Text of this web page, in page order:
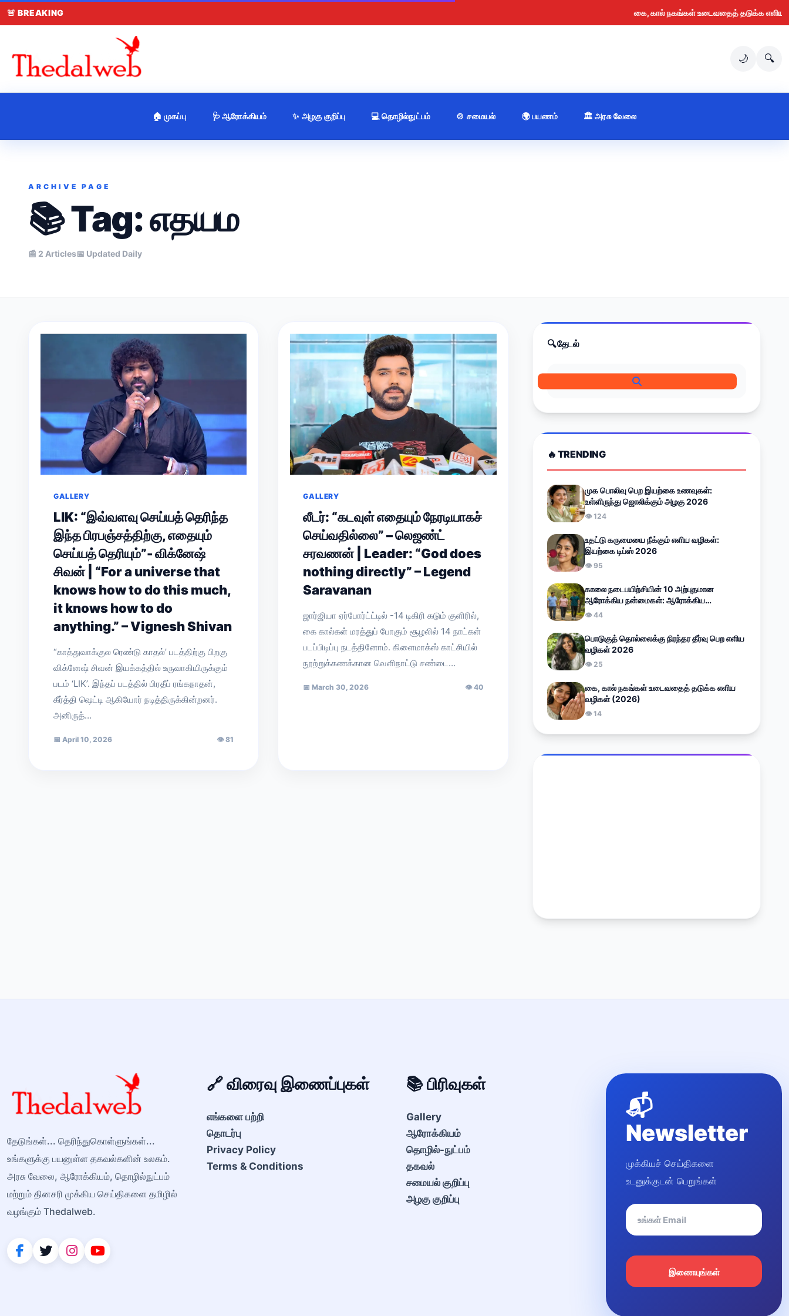
🚨BREAKING கை, கால் நகங்கள் உடைவதைத் தடுக்க எளிய
🌙 🔍
🏠 முகப்பு 🩺 ஆரோக்கியம் ✨ அழகு குறிப்பு 💻 தொழில்நுட்பம் 🍲 சமையல் 🌍 பயணம் 🏛️ அரசு வேலை
ARCHIVE PAGE
📚 Tag:எதயம
📰 2 Articles📅 Updated Daily
GALLERY
LIK: “இவ்வளவு செய்யத் தெரிந்த
இந்த பிரபஞ்சத்திற்கு, எதையும்
செய்யத் தெரியும்”- விக்னேஷ்
சிவன் | “For a universe that
knows how to do this much,
it knows how to do
anything.” – Vignesh Shivan
“காத்துவாக்குல ரெண்டு காதல்’ படத்திற்கு பிறகு
விக்னேஷ் சிவன் இயக்கத்தில் உருவாகியிருக்கும்
படம் ‘LIK’. இந்தப் படத்தில் பிரதீப் ரங்கநாதன்,
கீர்த்தி ஷெட்டி ஆகியோர் நடித்திருக்கின்றனர்.
அனிருத்…
📅 April 10, 2026 👁81
GALLERY
லீடர்: “கடவுள் எதையும் நேரடியாகச்
செய்வதில்லை” – லெஜண்ட்
சரவணன் | Leader: “God does
nothing directly” – Legend
Saravanan
ஜார்ஜியா ஏர்போர்ட்ட்டில் -14 டிகிரி கடும் குளிரில்,
கை கால்கள் மரத்துப் போகும் சூழலில் 14 நாட்கள்
படப்பிடிப்பு நடத்தினோம். கிளைமாக்ஸ் காட்சியில்
நூற்றுக்கணக்கான வெளிநாட்டு சண்டை…
📅 March 30, 2026 👁40
🔍 தேடல்
🔥 TRENDING
முக பொலிவு பெற இயற்கை உணவுகள்:
உள்ளிருந்து ஜொலிக்கும் அழகு 2026
👁 124
உதட்டு கருமையை நீக்கும் எளிய வழிகள்:
இயற்கை டிப்ஸ் 2026
👁 95
காலை நடைபயிற்சியின் 10 அற்புதமான
ஆரோக்கிய நன்மைகள்: ஆரோக்கிய
வாழ்வுக்கான எளிய வழிகாட்டி (2026)
👁 44
பொடுகுத் தொல்லைக்கு நிரந்தர தீர்வு பெற எளிய
வழிகள் 2026
👁 25
கை, கால் நகங்கள் உடைவதைத் தடுக்க எளிய
வழிகள் (2026)
👁 14
தேடுங்கள்... தெரிந்துகொள்ளுங்கள்...
உங்களுக்கு பயனுள்ள தகவல்களின் உலகம்.
அரசு வேலை, ஆரோக்கியம், தொழில்நுட்பம்
மற்றும் தினசரி முக்கிய செய்திகளை தமிழில்
வழங்கும் Thedalweb.
🔗 விரைவு இணைப்புகள்
எங்களை பற்றி
தொடர்பு
Privacy Policy
Terms & Conditions
📚 பிரிவுகள்
Gallery
ஆரோக்கியம்
தொழில்-நுட்பம்
தகவல்
சமையல் குறிப்பு
அழகு குறிப்பு
📬
Newsletter
முக்கியச் செய்திகளை
உடனுக்குடன் பெறுங்கள்
இணையுங்கள்